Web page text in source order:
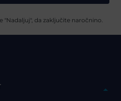
"Nadaljuj", da zaključite naročnino.